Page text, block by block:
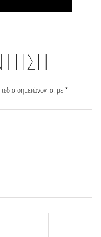
σημειώνονται με *